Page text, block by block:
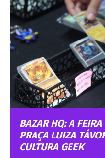
BAZAR HQ: A
PRAÇA LUIZA
CULTURA GEEK